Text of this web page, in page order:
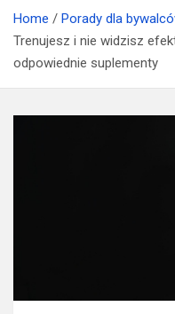
Home
Porady dla
Trenujesz i nie widzisz
odpowiednie suplementy